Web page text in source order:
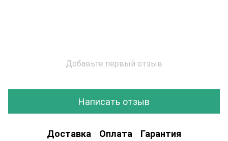
Добавьте первый отзыв
Написать отзыв
Доставка Оплата Гарантия